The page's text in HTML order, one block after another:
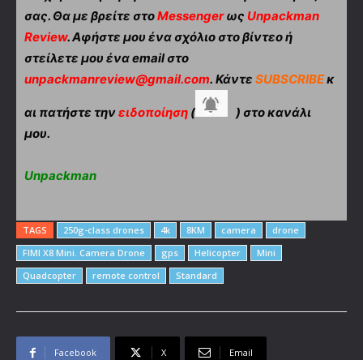
σας. Θα με βρείτε στοMessengerως Unpackman
Review. Αφήστε μου ένα σχόλιο στο βίντεο ή
στείλετε μου ένα email στο
unpackmanreview@gmail.com. Κάντε SUBSCRIBEκ
αι πατήστε τηνειδοποίηση (
) στο κανάλι
μου.
Unpackman
TAGS 250g-class drones 4k 8KM camera
drone
FIMI X8 Mini. Camera Drone
gps Helicopter
Mini
Quadcopter
remote control Standard
Facebook X Email